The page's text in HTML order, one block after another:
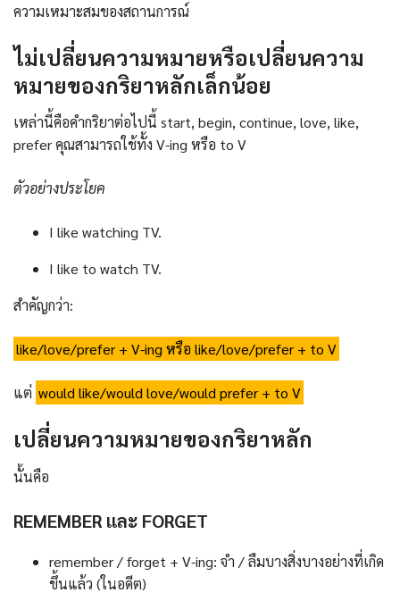
ความเหมาะสมของสถานการณ์
ไม่เปลี่ยนความหมายหรือเปลี่ยนความ
หมายของกริยาหลักเล็กน้อย
เหล่านี้คือคำกริยาต่อไปนี้ start, begin, continue, love, like,
prefer คุณสามารถใช้ทั้ง V-ing หรือ to V
ตัวอย่างประโยค
I like watching TV.
I like to watch TV.
สำคัญกว่า:
like/love/prefer + V-ing หรือ like/love/prefer + to V
แต่ would like/would love/would prefer + to V
เปลี่ยนความหมายของกริยาหลัก
นั้นคือ
REMEMBER และ FORGET
remember / forget + V-ing: จำ / ลืมบางสิ่งบางอย่างที่เกิด
ขึ้นแล้ว (ในอดีต)